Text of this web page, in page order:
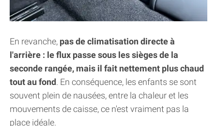
En revanche, pas de climatisation directe à
l'arrière : le flux passe sous les sièges de la
seconde rangée, mais il fait nettement plus chaud
tout au fond. En conséquence, les enfants se sont
souvent plein de nausées, entre la chaleur et les
mouvements de caisse, ce n'est vraiment pas la
place idéale.